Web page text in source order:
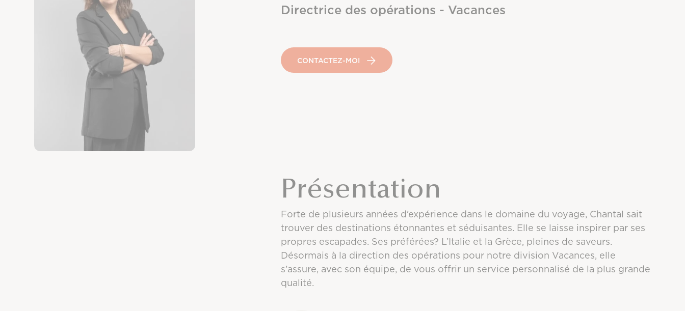
Directrice des opérations - Vacances
CONTACTEZ-MOI
Présentation
Forte de plusieurs années d’expérience dans le domaine du voyage, Chantal sait
trouver des destinations étonnantes et séduisantes. Elle se laisse inspirer par ses
propres escapades. Ses préférées? L’Italie et la Grèce, pleines de saveurs.
Désormais à la direction des opérations pour notre division Vacances, elle
s’assure, avec son équipe, de vous offrir un service personnalisé de la plus grande
qualité.